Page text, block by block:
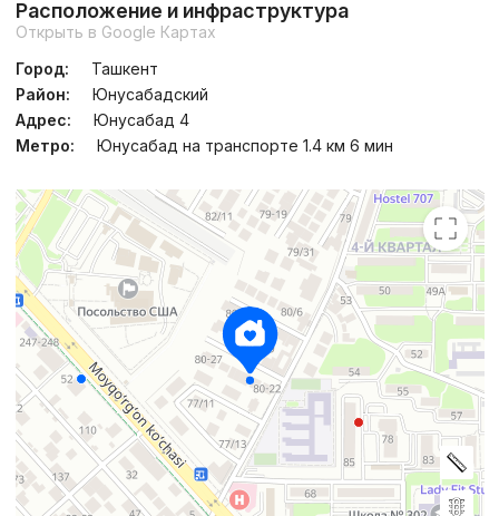
+998 (90) 999...
Расположение и инфраструктура
Открыть в Google Картах
Город:
Ташкент
Район:
Юнусабадский
Адрес:
Юнусабад 4
Метро:
Юнусабад на транспорте 1.4 км 6 мин